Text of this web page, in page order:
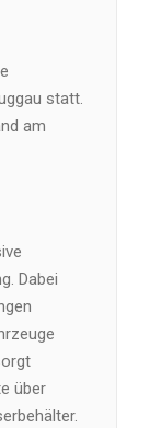
statt.
am
Dabei
über